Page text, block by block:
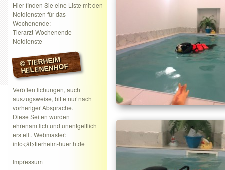
Hier finden Sie eine Liste mit den
Notdiensten für das
Wochenende:
Tierarzt-Wochenende-
Notdienste
© TIERHEIM
HELENENHOF
Veröffentlichungen, auch
auszugsweise, bitte nur nach
vorheriger Absprache.
Diese Seiten wurden
ehrenamtlich und unentgeltlich
erstellt. Webmaster:
info<ät>tierheim-huerth.de
Impressum